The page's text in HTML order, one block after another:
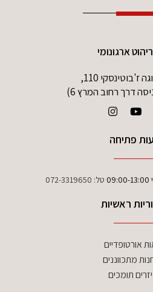
ארגונומי
110,
דרך רחוב המרץ 6)
פתיחה
טל: 072-3319650
ראשיות
אורטופדיים
מתכווננים
תומכים